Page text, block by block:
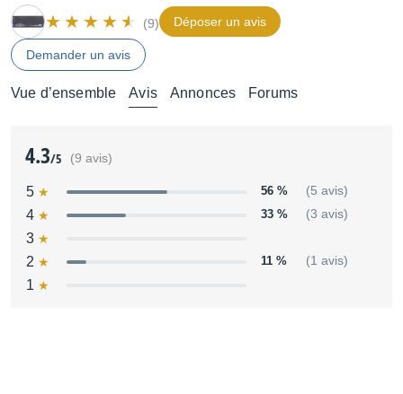
(9) Déposer un avis
Demander un avis
Vue d’ensemble Avis Annonces Forums
4.3/5 (9 avis)
5 56 % (5 avis)
4 33 % (3 avis)
3
2
11 % (1 avis)
1